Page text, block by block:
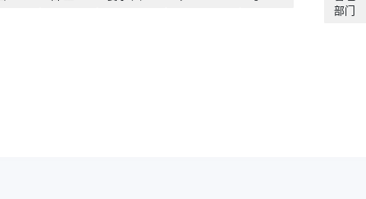
部门